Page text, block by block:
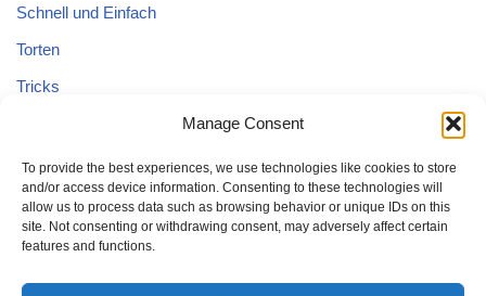
Manage Consent
To provide the best experiences, we use technologies like cookies to store
and/or access device information. Consenting to these technologies will
allow us to process data such as browsing behavior or unique IDs on this
site. Not consenting or withdrawing consent, may adversely affect certain
features and functions.
Schnell und Einfach
Torten
Tricks
Uncategorized
Vegane Kuchen